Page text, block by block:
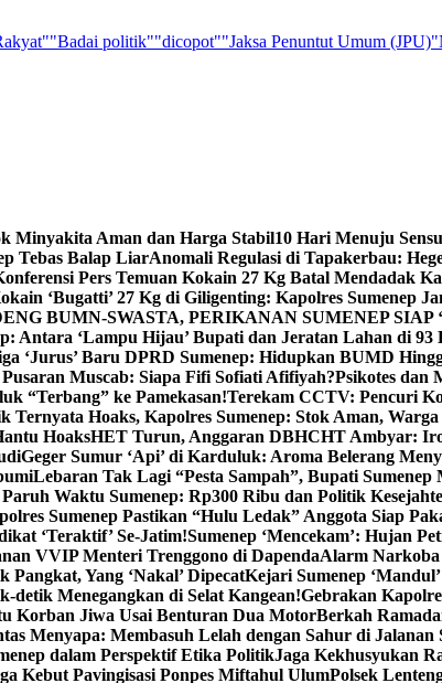
"Badai politik""dicopot""Jaksa Penuntut Umum (JPU)
Minyakita Aman dan Harga Stabil10 Hari Menuju
Tebas Balap LiarAnomali Regulasi di Tapakerbau:
Pers Temuan Kokain 27 Kg Batal Mendadak
‘Bugatti’ 27 Kg di Giligenting: Kapolres Sumenep
BUMN-SWASTA, PERIKANAN SUMENEP SIAP
Antara ‘Lampu Hijau’ Bupati dan Jeratan Lahan di 93
‘Jurus’ Baru DPRD Sumenep: Hidupkan BUMD
Muscab: Siapa Fifi Sofiati Afifiyah?Psikotes dan
“Terbang” ke Pamekasan!Terekam CCTV: Pencuri
Ternyata Hoaks, Kapolres Sumenep: Stok Aman,
HoaksHET Turun, Anggaran DBHCHT Ambyar:
Geger Sumur ‘Api’ di Karduluk: Aroma Belerang
Lebaran Tak Lagi “Pesta Sampah”, Bupati Sumenep
Waktu Sumenep: Rp300 Ribu dan Politik
Sumenep Pastikan “Hulu Ledak” Anggota Siap
‘Teraktif’ Se-Jatim!Sumenep ‘Mencekam’: Hujan
VVIP Menteri Trenggono di DapendaAlarm Narkoba
Yang ‘Nakal’ DipecatKejari Sumenep
Menegangkan di Selat Kangean!Gebrakan
Korban Jiwa Usai Benturan Dua MotorBerkah
Menyapa: Membasuh Lelah dengan Sahur di Jalanan
dalam Perspektif Etika PolitikJaga Kekhusyukan
Kebut Pavingisasi Ponpes Miftahul UlumPolsek